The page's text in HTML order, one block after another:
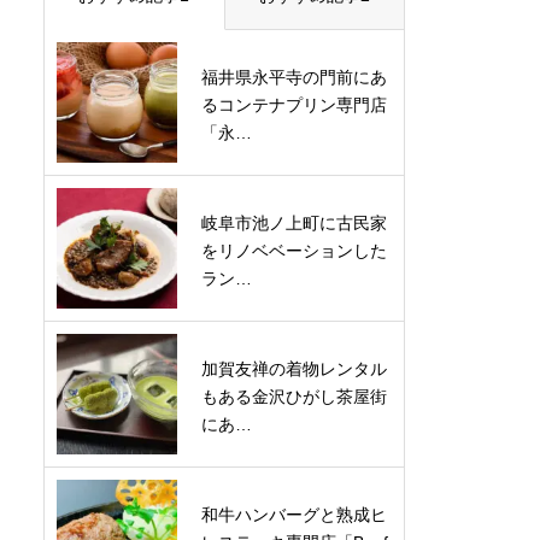
福井県永平寺の門前にあ
るコンテナプリン専門店
「永…
岐阜市池ノ上町に古民家
をリノベベーションした
ラン…
加賀友禅の着物レンタル
もある金沢ひがし茶屋街
にあ…
和牛ハンバーグと熟成ヒ